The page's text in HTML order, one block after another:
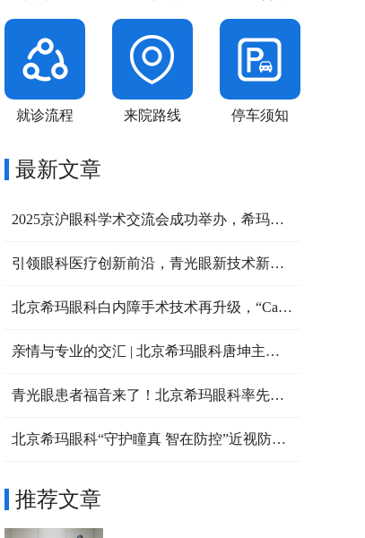
就诊流程 来院路线 停车须知
最新文章
2025京沪眼科学术交流会成功举办，希玛专家共探眼病治疗新策略
引领眼科医疗创新前沿，青光眼新技术新进展高峰论坛成功举办
北京希玛眼科白内障手术技术再升级，“Catalys白力士”飞秒激光白内障手术设备正式启用
​亲情与专业的交汇 | 北京希玛眼科唐坤主任实施的一次特别白内障手术
青光眼患者福音来了！北京希玛眼科率先推出微脉冲激光治疗
北京希玛眼科“守护瞳真 智在防控”近视防控科普游园会圆满落幕
推荐文章